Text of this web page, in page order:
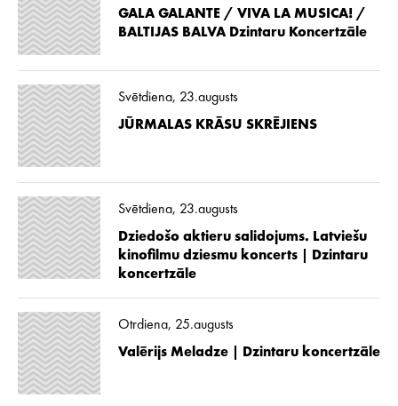
GALA GALANTE / VIVA LA MUSICA! /
BALTIJAS BALVA Dzintaru Koncertzāle
Svētdiena, 23.augusts
JŪRMALAS KRĀSU SKRĒJIENS
Svētdiena, 23.augusts
Dziedošo aktieru salidojums. Latviešu
kinofilmu dziesmu koncerts | Dzintaru
koncertzāle
Otrdiena, 25.augusts
Valērijs Meladze | Dzintaru koncertzāle